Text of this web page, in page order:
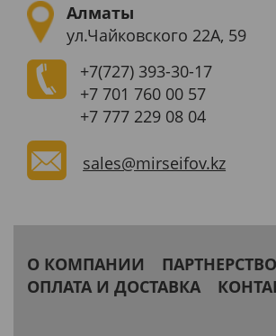
Алматы
ул.Чайковского 22А, 59
+7(727) 393-30-17
+7 701 760 00 57
+7 777 229 08 04
sales@mirseifov.kz
О КОМПАНИИ ПАРТНЕРСТВО
ОПЛАТА И ДОСТАВКА